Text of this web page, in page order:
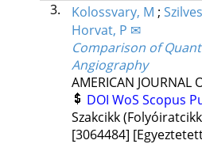
3.
Kolossvary, M ;
Horvat, P ✉
Comparison of
Angiography
AMERICAN JOURNAL
DOI WoS Scopus
Szakcikk
[3064484]